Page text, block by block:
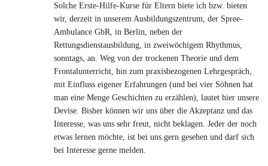
Solche Erste-Hilfe-Kurse für Eltern biete ich bzw. bieten
wir, derzeit in unserem Ausbildungszentrum, der Spree-
Ambulance GbR, in Berlin, neben der
Rettungsdienstausbildung, in zweiwöchigem Rhythmus,
sonntags, an. Weg von der trockenen Theorie und dem
Frontalunterricht, hin zum praxisbezogenen Lehrgespräch,
mit Einfluss eigener Erfahrungen (und bei vier Söhnen hat
man eine Menge Geschichten zu erzählen), lautet hier unsere
Devise. Bisher können wir uns über die Akzeptanz und das
Interesse, was uns sehr freut, nicht beklagen. Jeder der noch
etwas lernen möchte, ist bei uns gern gesehen und darf sich
bei Interesse gerne melden.